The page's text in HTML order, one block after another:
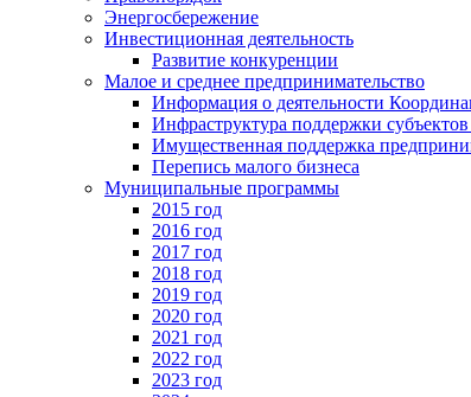
Энергосбережение
Инвестиционная деятельность
Развитие конкуренции
Малое и среднее предпринимательство
Информация о деятельности
Инфраструктура поддержки
Имущественная поддержка
Перепись малого бизнеса
Муниципальные программы
2015 год
2016 год
2017 год
2018 год
2019 год
2020 год
2021 год
2022 год
2023 год